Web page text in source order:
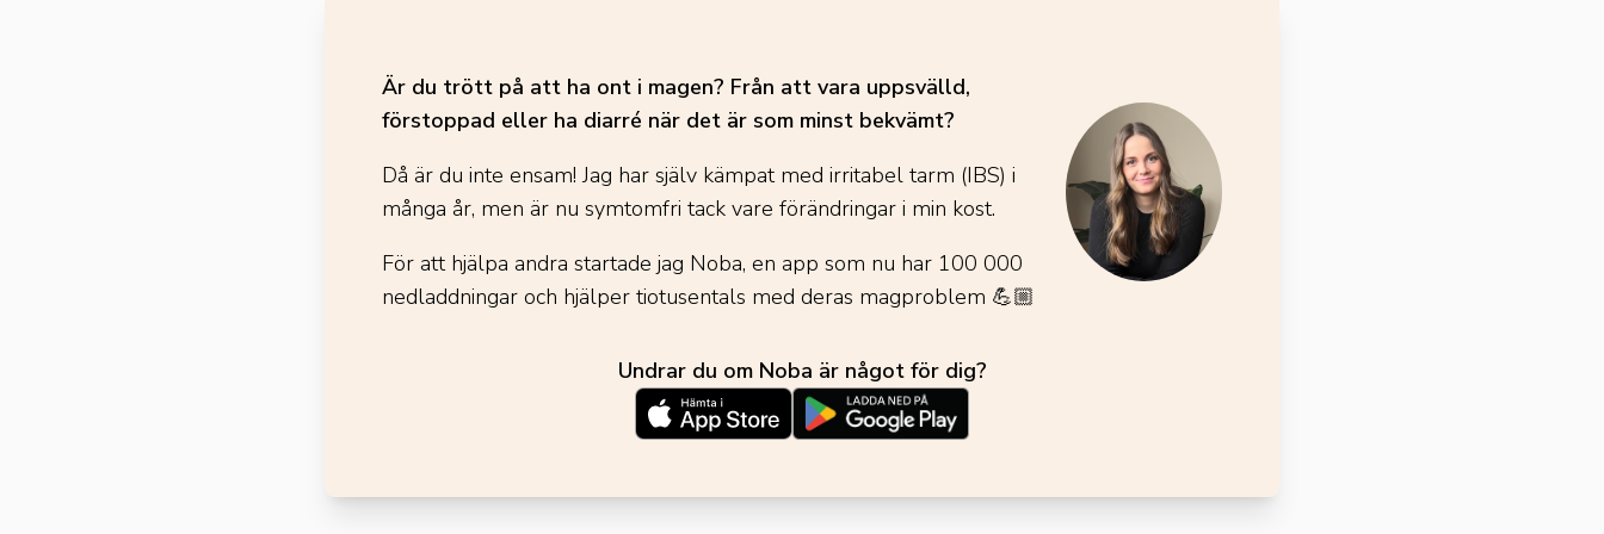
Är du trött på att ha ont i magen? Från att vara uppsvälld,
förstoppad eller ha diarré när det är som minst bekvämt?
Då är du inte ensam! Jag har själv kämpat med irritabel tarm (IBS) i
många år, men är nu symtomfri tack vare förändringar i min kost.
För att hjälpa andra startade jag Noba, en app som nu har 100 000
nedladdningar och hjälper tiotusentals med deras magproblem 💪🏼
Undrar du om Noba är något för dig?